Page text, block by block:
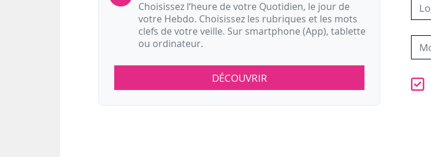
Choisissez l‘heure de votre Quotidien, le jour de
votre Hebdo. Choisissez les rubriques et les mots
clefs de votre veille. Sur smartphone (App), tablette
ou ordinateur.
DÉCOUVRIR